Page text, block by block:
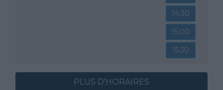
14:30
15:00
15:30
PLUS D'HORAIRES